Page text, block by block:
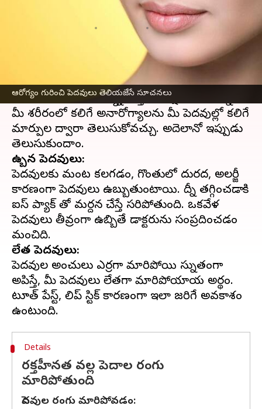
ఆరోగ్యం గురించి పెదవులు తెలియజేసే సూచనలు
Apr 26, 2023 04:49 pm
మనిషి ముఖంలో పెదవులు అనేవి అందమైన భాగాలు.
ఈ భాగాలకు అనారోగ్యాన్ని గుర్తించే లక్షణాలు ఉన్నాయి.
మీ శరీరంలో కలిగే అనారోగ్యాలను మీ పెదవుల్లో కలిగే
మార్పుల ద్వారా తెలుసుకోవచ్చు. అదెలానో ఇప్పుడు
ఉబ్బిన పెదవులు:
పెదవులకు మంట కలగడం, గొంతులో దురద, అలర్జీ
కారణంగా పెదవులు ఉబ్బుతుంటాయి. దీన్ని తగ్గించడానికి
ఐస్ ప్యాక్ తో మర్దన చేస్తే సరిపోతుంది. ఒకవేళ
పెదవులు తీవ్రంగా ఉబ్బితే డాక్టరును సంప్రదించడం
లేత పెదవులు:
పెదవుల అంచులు ఎర్రగా మారిపోయి సున్నితంగా
అనిపిస్తే, మీ పెదవులు లేతగా మారిపోయాయని అర్థం.
టూత్ పేస్ట్, లిప్ స్టిక్ కారణంగా ఇలా జరిగే అవకాశం
Details
రక్తహీనత వల్ల పెదాల రంగు
మారిపోతుంది
పెదవుల రంగు మారిపోవడం: